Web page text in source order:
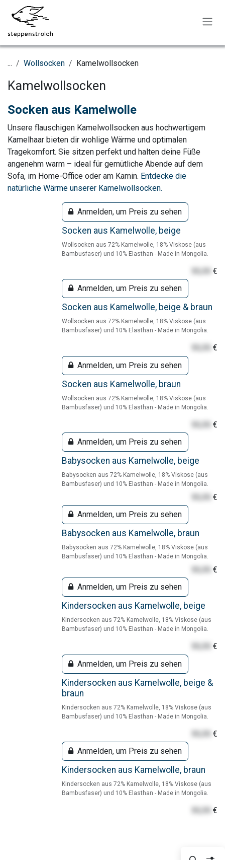
Zum Inhalt springen
... Wollsocken Kamelwollsocken
Kamelwollsocken
Socken aus Kamelwolle
Unsere flauschigen Kamelwollsocken aus hochwertigem
Kamelhaar bieten dir wohlige Wärme und optimalen
Tragekomfort. Sie sitzen perfekt und halten deine Füße
angenehm warm – ideal für gemütliche Abende auf dem
Sofa, im Home-Office oder am Kamin. Entdecke die
natürliche Wärme unserer Kamelwollsocken.
Anmelden, um Preis zu sehen
Socken aus Kamelwolle, beige
Wollsocken aus 72% Kamelwolle, 18% Viskose (aus
Bambusfaser) und 10% Elasthan - Made in Mongolia.
€
Anmelden, um Preis zu sehen
Socken aus Kamelwolle, beige & braun
Wollsocken aus 72% Kamelwolle, 18% Viskose (aus
Bambusfaser) und 10% Elasthan - Made in Mongolia.
€
Anmelden, um Preis zu sehen
Socken aus Kamelwolle, braun
Wollsocken aus 72% Kamelwolle, 18% Viskose (aus
Bambusfaser) und 10% Elasthan - Made in Mongolia.
€
Anmelden, um Preis zu sehen
Babysocken aus Kamelwolle, beige
Babysocken aus 72% Kamelwolle, 18% Viskose (aus
Bambusfaser) und 10% Elasthan - Made in Mongolia.
€
Anmelden, um Preis zu sehen
Babysocken aus Kamelwolle, braun
Babysocken aus 72% Kamelwolle, 18% Viskose (aus
Bambusfaser) und 10% Elasthan - Made in Mongolia.
€
Anmelden, um Preis zu sehen
Kindersocken aus Kamelwolle, beige
Kindersocken aus 72% Kamelwolle, 18% Viskose (aus
Bambusfaser) und 10% Elasthan - Made in Mongolia.
€
Anmelden, um Preis zu sehen
Kindersocken aus Kamelwolle, beige &
braun
Kindersocken aus 72% Kamelwolle, 18% Viskose (aus
Bambusfaser) und 10% Elasthan - Made in Mongolia.
€
Anmelden, um Preis zu sehen
Kindersocken aus Kamelwolle, braun
Kindersocken aus 72% Kamelwolle, 18% Viskose (aus
Bambusfaser) und 10% Elasthan - Made in Mongolia.
€